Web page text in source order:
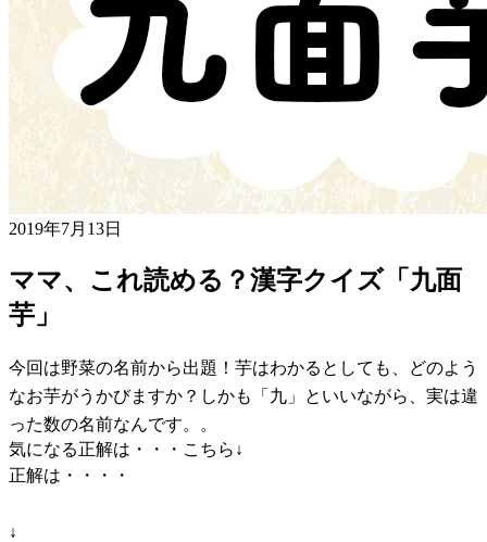
2019年7月13日
ママ、これ読める？漢字クイズ「九面
芋」
今回は野菜の名前から出題！芋はわかるとしても、どのよう
なお芋がうかびますか？しかも「九」といいながら、実は違
った数の名前なんです。。
気になる正解は・・・こちら↓
正解は・・・・
↓